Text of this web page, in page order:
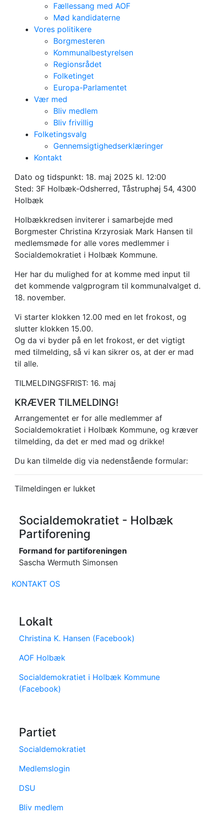
Fællessang med AOF
Mød kandidaterne
Vores politikere
Borgmesteren
Kommunalbestyrelsen
Regionsrådet
Folketinget
Europa-Parlamentet
Vær med
Bliv medlem
Bliv frivillig
Folketingsvalg
Gennemsigtighedserklæringer
Kontakt
Medlemsmøde:
Valgprogram til
KV25
Dato og tidspunkt: 18. maj 2025 kl. 12:00
Sted: 3F Holbæk-Odsherred, Tåstruphøj 54, 4300
Holbæk
Holbækkredsen inviterer i samarbejde med
Borgmester Christina Krzyrosiak Mark Hansen til
medlemsmøde for alle vores medlemmer i
Socialdemokratiet i Holbæk Kommune.
Her har du mulighed for at komme med input til
det kommende valgprogram til kommunalvalget d.
18. november.
Vi starter klokken 12.00 med en let frokost, og
slutter klokken 15.00.
Og da vi byder på en let frokost, er det vigtigt
med tilmelding, så vi kan sikrer os, at der er mad
til alle.
TILMELDINGSFRIST: 16. maj
KRÆVER TILMELDING!
Arrangementet er for alle medlemmer af
Socialdemokratiet i Holbæk Kommune, og kræver
tilmelding, da det er med mad og drikke!
Du kan tilmelde dig via nedenstående formular:
Tilmeldingen er lukket
Socialdemokratiet - Holbæk
Partiforening
Formand for partiforeningen
Sascha Wermuth Simonsen
KONTAKT OS
Lokalt
Christina K. Hansen (Facebook)
AOF Holbæk
Socialdemokratiet i Holbæk Kommune
(Facebook)
Partiet
Socialdemokratiet
Medlemslogin
DSU
Bliv medlem